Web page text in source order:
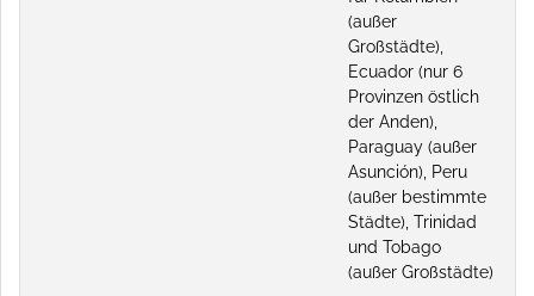
(außer
Großstädte),
Ecuador (nur 6
Provinzen östlich
der Anden),
Paraguay (außer
Asunción), Peru
(außer bestimmte
Städte), Trinidad
und Tobago
(außer Großstädte)